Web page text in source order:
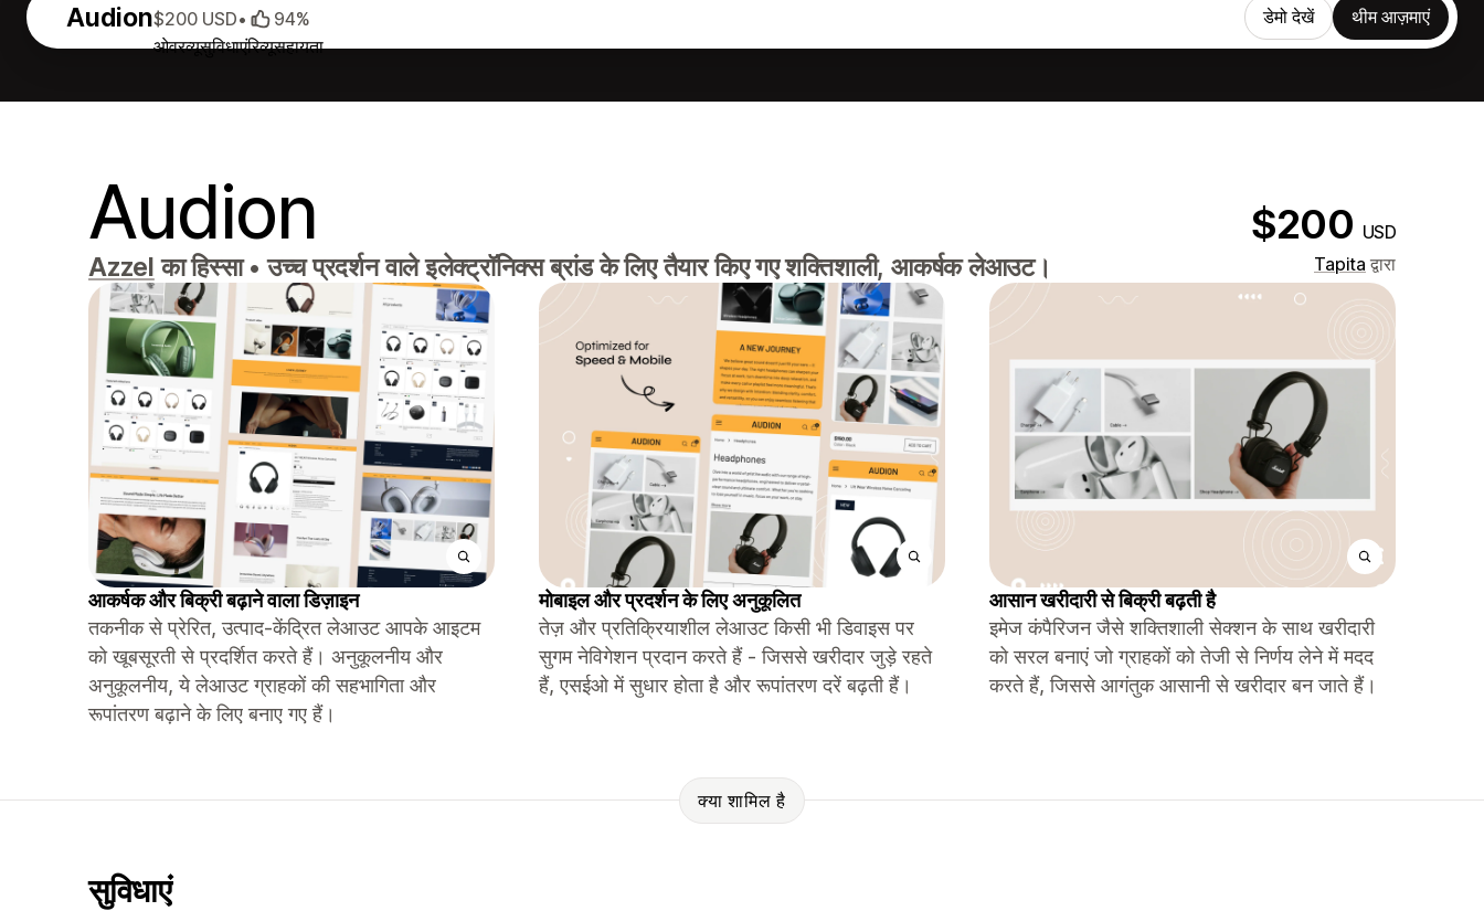
Audion
ओवरव्यूसुविधाएंरिव्यूसहायता
$200 USD• 94% डेमो देखें थीम आज़माएं
Audion $200 USD
Azzel का हिस्सा• उच्च प्रदर्शन वाले इलेक्ट्रॉनिक्स ब्रांड के लिए तैयार किए गए शक्तिशाली, आकर्षक लेआउट। Tapita द्वारा
आकर्षक और बिक्री बढ़ाने वाला डिज़ाइन
तकनीक से प्रेरित, उत्पाद-केंद्रित लेआउट आपके आइटम
को खूबसूरती से प्रदर्शित करते हैं। अनुकूलनीय और
अनुकूलनीय, ये लेआउट ग्राहकों की सहभागिता और
रूपांतरण बढ़ाने के लिए बनाए गए हैं।
मोबाइल और प्रदर्शन के लिए अनुकूलित
तेज़ और प्रतिक्रियाशील लेआउट किसी भी डिवाइस पर
सुगम नेविगेशन प्रदान करते हैं - जिससे खरीदार जुड़े रहते
हैं, एसईओ में सुधार होता है और रूपांतरण दरें बढ़ती हैं।
आसान खरीदारी से बिक्री बढ़ती है
इमेज कंपैरिजन जैसे शक्तिशाली सेक्शन के साथ खरीदारी
को सरल बनाएं जो ग्राहकों को तेजी से निर्णय लेने में मदद
करते हैं, जिससे आगंतुक आसानी से खरीदार बन जाते हैं।
क्या शामिल है
सुविधाएं